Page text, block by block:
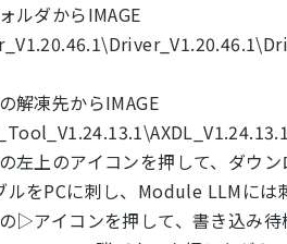
ルダからIMAGE
解凍先からIMAGE
左上のアイコンを押して、ダウ
をPCに刺し、Module LLMには
▷アイコンを押して、書き込み待